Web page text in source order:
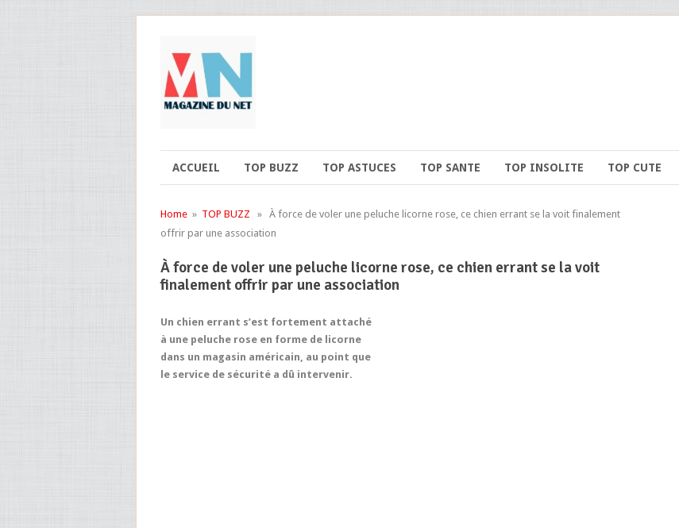
ACCUEIL TOP BUZZ TOP ASTUCES TOP SANTE TOP INSOLITE TOP CUTE
Home » TOP BUZZ » À force de voler une peluche licorne rose, ce chien errant se la voit finalement
offrir par une association
À force de voler une peluche licorne rose, ce chien errant se la voit
finalement offrir par une association
Un chien errant s’est fortement attaché
à une peluche rose en forme de licorne
dans un magasin américain, au point que
le service de sécurité a dû intervenir.